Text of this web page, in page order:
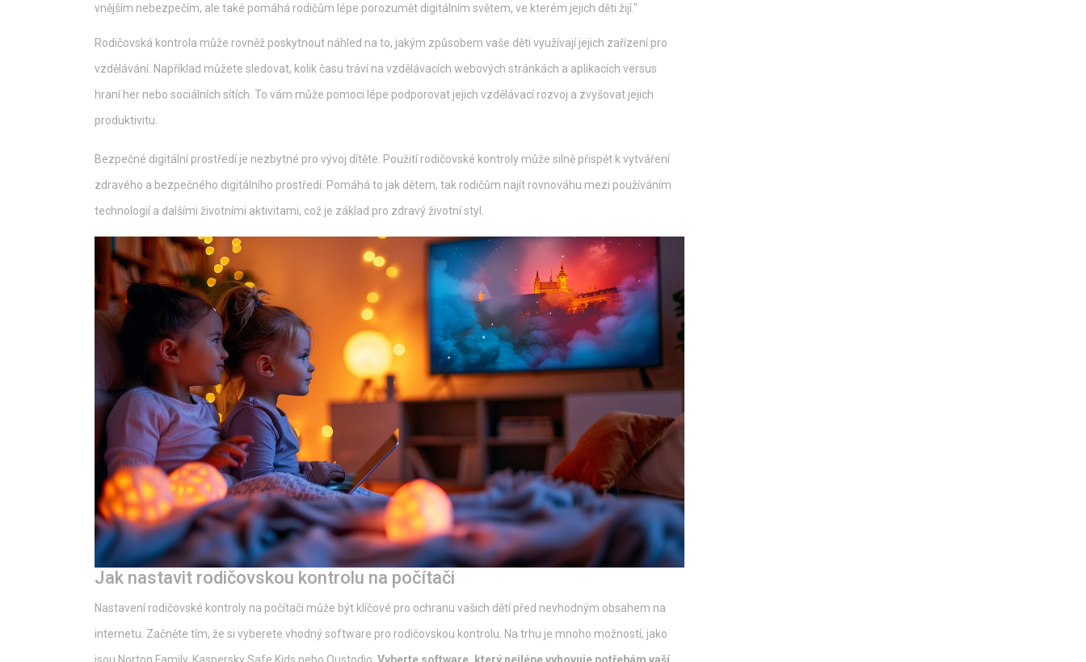
vnějším nebezpečím, ale také pomáhá rodičům lépe porozumět digitálním světem, ve kterém jejich děti žijí."
Rodičovská kontrola může rovněž poskytnout náhled na to, jakým způsobem vaše děti využívají jejich zařízení pro
vzdělávání. Například můžete sledovat, kolik času tráví na vzdělávacích webových stránkách a aplikacích versus
hraní her nebo sociálních sítích. To vám může pomoci lépe podporovat jejich vzdělávací rozvoj a zvyšovat jejich
produktivitu.
Bezpečné digitální prostředí je nezbytné pro vývoj dítěte. Použití rodičovské kontroly může silně přispět k vytváření
zdravého a bezpečného digitálního prostředí. Pomáhá to jak dětem, tak rodičům najít rovnováhu mezi používáním
technologií a dalšími životními aktivitami, což je základ pro zdravý životní styl.
Jak nastavit rodičovskou kontrolu na počítači
Nastavení rodičovské kontroly na počítači může být klíčové pro ochranu vašich dětí před nevhodným obsahem na
internetu. Začněte tím, že si vyberete vhodný software pro rodičovskou kontrolu. Na trhu je mnoho možností, jako